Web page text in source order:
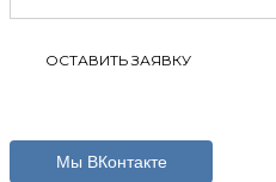
Мы ВКонтакте